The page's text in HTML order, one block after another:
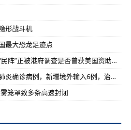
形战斗机
最大恐龙足迹点
新加坡媒体：反对派组织“民阵”正被港府调查是否曾获美国资助，若属实将被取缔
上海昨日无新增本地新冠肺炎确诊病例，新增境外输入6例，治愈出院2例
笼罩致多条高速封闭